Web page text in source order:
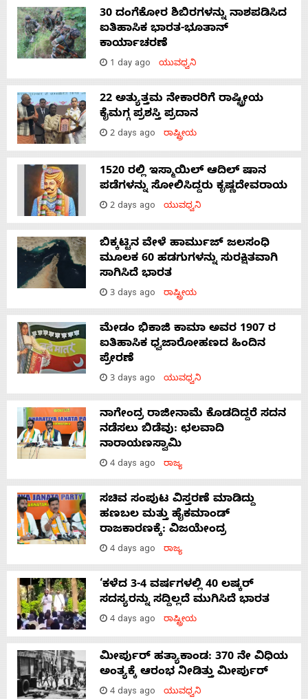
30 ದಂಗೆಕೋರ ಶಿಬಿರಗಳನ್ನು ನಾಶಪಡಿಸಿದ
ಐತಿಹಾಸಿಕ ಭಾರತ-ಭೂತಾನ್
ಕಾರ್ಯಾಚರಣೆ
1 day ago ಯುವಧ್ವನಿ
22 ಅತ್ಯುತ್ತಮ ನೇಕಾರರಿಗೆ ರಾಷ್ಟ್ರೀಯ
ಕೈಮಗ್ಗ ಪ್ರಶಸ್ತಿ ಪ್ರದಾನ
2 days ago ರಾಷ್ಟ್ರೀಯ
1520 ರಲ್ಲಿ ಇಸ್ಮಾಯಿಲ್ ಆದಿಲ್ ಷಾನ
ಪಡೆಗಳನ್ನು ಸೋಲಿಸಿದ್ದರು ಕೃಷ್ಣದೇವರಾಯ
2 days ago ಯುವಧ್ವನಿ
ಬಿಕ್ಕಟ್ಟಿನ ವೇಳೆ ಹಾರ್ಮುಜ್ ಜಲಸಂಧಿ
ಮೂಲಕ 60 ಹಡಗುಗಳನ್ನು ಸುರಕ್ಷಿತವಾಗಿ
ಸಾಗಿಸಿದೆ ಭಾರತ
3 days ago ರಾಷ್ಟ್ರೀಯ
ಮೇಡಂ ಭಿಕಾಜಿ ಕಾಮಾ ಅವರ 1907 ರ
ಐತಿಹಾಸಿಕ ಧ್ವಜಾರೋಹಣದ ಹಿಂದಿನ
ಪ್ರೇರಣೆ
3 days ago ಯುವಧ್ವನಿ
ನಾಗೇಂದ್ರ ರಾಜೀನಾಮೆ ಕೊಡದಿದ್ದರೆ ಸದನ
ನಡೆಸಲು ಬಿಡೆವು: ಛಲವಾದಿ
ನಾರಾಯಣಸ್ವಾಮಿ
4 days ago ರಾಜ್ಯ
ಸಚಿವ ಸಂಪುಟ ವಿಸ್ತರಣೆ ಮಾಡಿದ್ದು
ಹಣಬಲ ಮತ್ತು ಹೈಕಮಾಂಡ್
ರಾಜಕಾರಣಕ್ಕೆ: ವಿಜಯೇಂದ್ರ
4 days ago ರಾಜ್ಯ
‘ಕಳೆದ 3-4 ವರ್ಷಗಳಲ್ಲಿ 40 ಲಷ್ಕರ್
ಸದಸ್ಯರನ್ನು ಸದ್ದಿಲ್ಲದೆ ಮುಗಿಸಿದೆ ಭಾರತ
4 days ago ರಾಷ್ಟ್ರೀಯ
ಮೀರ್ಪುರ್ ಹತ್ಯಾಕಾಂಡ: 370 ನೇ ವಿಧಿಯ
ಅಂತ್ಯಕ್ಕೆ ಆರಂಭ ನೀಡಿತ್ತು ಮೀರ್ಪುರ್
4 days ago ಯುವಧ್ವನಿ